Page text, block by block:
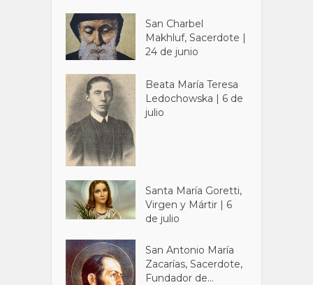
San Charbel
Makhluf, Sacerdote |
24 de junio
Beata María Teresa
Ledochowska | 6 de
julio
Santa María Goretti,
Virgen y Mártir | 6
de julio
San Antonio María
Zacarías, Sacerdote,
Fundador de...